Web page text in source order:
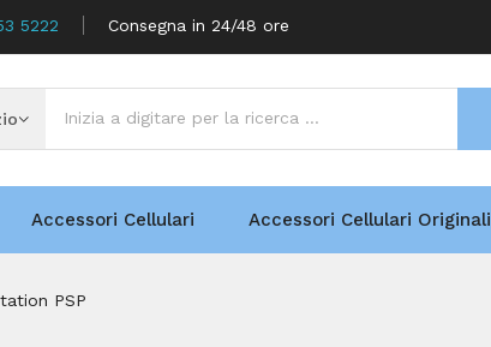
5222 Consegna in 24/48 ore
Accessori Cellulari Accessori Cellulari Originali
PSP